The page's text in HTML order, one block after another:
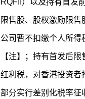
RQFII）以及持有首发
限售股、股权激励限售
公司暂不扣缴个人所得
【注】；持有首发后
红利税，对香港投资者
部分实行差别化税率征